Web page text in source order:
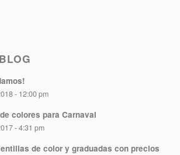
- 12:00 pm
colores para Carnaval
- 4:31 pm
de color y graduadas con precios